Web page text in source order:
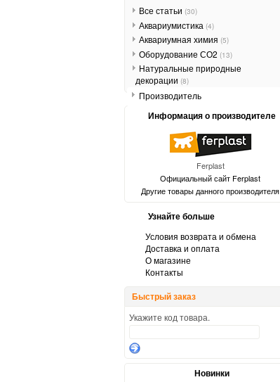
Все статьи (30)
Аквариумистика (4)
Аквариумная химия (5)
Оборудование СО2 (13)
Натуральные природные
декорации (8)
Производитель
Информация о производителе
Ferplast
Официальный сайт Ferplast
Другие товары данного производителя
Узнайте больше
Условия возврата и обмена
Доставка и оплата
О магазине
Контакты
Быстрый заказ
Укажите код товара.
Новинки